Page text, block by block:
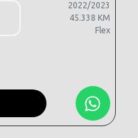
2022/2023
45.338 KM
Flex